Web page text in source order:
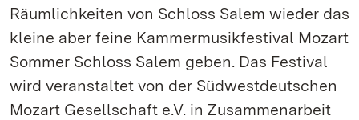
Räumlichkeiten von Schloss Salem wieder das
kleine aber feine Kammermusikfestival Mozart
Sommer Schloss Salem geben. Das Festival
wird veranstaltet von der Südwestdeutschen
Mozart Gesellschaft e.V. in Zusammenarbeit